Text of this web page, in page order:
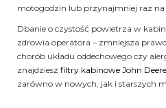
motogodzin lub przynajmniej raz na
Dbanie o czystość powietrza w
zdrowia operatora – zmniejsza
chorób układu oddechowego czy
znajdziesz filtry kabinowe John Deere
zarówno w nowych, jak i starszych